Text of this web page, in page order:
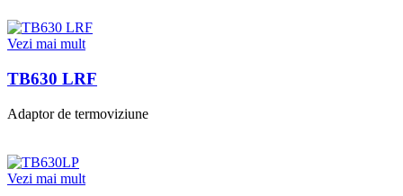
Vezi mai mult
TB630 LRF
Adaptor de termoviziune
Vezi mai mult